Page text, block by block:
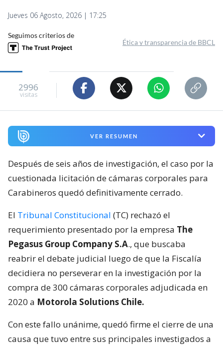
Jueves 06 Agosto, 2026 | 17:25
Seguimos criterios de
Ética y transparencia de BBCL
2996
visitas
VER RESUMEN
Después de seis años de investigación, el caso por la
cuestionada licitación de cámaras corporales para
Carabineros quedó definitivamente cerrado.
El Tribunal Constitucional (TC) rechazó el
requerimiento presentado por la empresa The
Pegasus Group Company S.A., que buscaba
reabrir el debate judicial luego de que la Fiscalía
decidiera no perseverar en la investigación por la
compra de 300 cámaras corporales adjudicada en
2020 a Motorola Solutions Chile.
Con este fallo unánime, quedó firme el cierre de una
causa que tuvo entre sus principales investigados a